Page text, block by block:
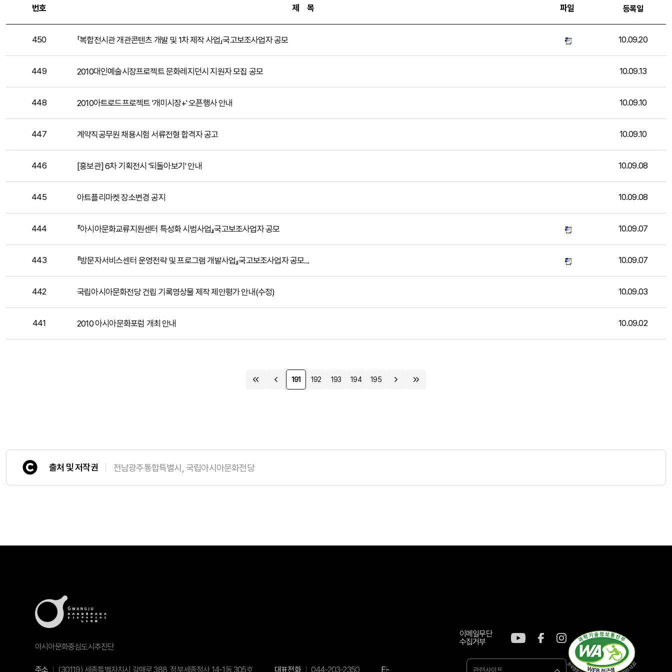
번호 제 목 파일 등록일
450 「복합전시관 개관콘텐츠 개발 및 1차 제작 사업」국고보조사업자 공모 10.09.20
449 2010대인예술시장프로젝트 문화레지던시 지원자 모집 공모 10.09.13
448 2010아트로드프로젝트 '개미시장+' 오픈행사 안내 10.09.10
447 계약직공무원 채용시험 서류전형 합격자 공고 10.09.10
446 [홍보관] 6차 기획전시 '되돌아보기' 안내 10.09.08
445 아트플리마켓 장소변경 공지 10.09.08
444 『아시아문화교류지원센터 특성화 시범사업』국고보조사업자 공모 10.09.07
443 『방문자서비스센터 운영전략 및 프로그램 개발사업』국고보조사업자 공모... 10.09.07
442 국립아시아문화전당 건립 기록영상물 제작 제안평가 안내(수정) 10.09.03
441 2010 아시아문화포럼 개최 안내 10.09.02
191 192 193 194 195
출처 및 저작권 전남광주통합특별시, 국립아시아문화전당
아시아문화중심도시추진단
주소 (30119) 세종특별자치시 갈매로 388, 정부세종청사 14-1동 305호 대표전화 044-203-2350 E-
이메일무단
수집거부
관련사이트